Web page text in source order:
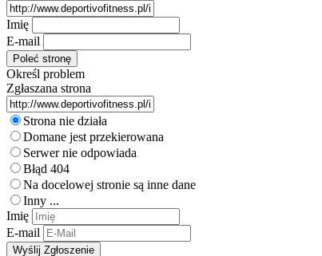
Imię
E-mail
Określ problem
Zgłaszana strona
Strona nie działa
Domane jest przekierowana
Serwer nie odpowiada
Błąd 404
Na docelowej stronie są inne dane
Inny ...
Imię
E-mail